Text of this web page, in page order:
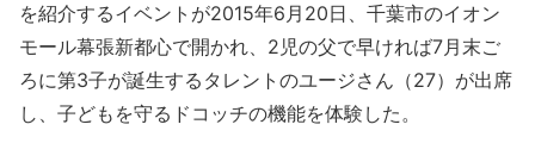
を紹介するイベントが2015年6月20日、千葉市のイオン
モール幕張新都心で開かれ、2児の父で早ければ7月末ご
ろに第3子が誕生するタレントのユージさん（27）が出席
し、子どもを守るドコッチの機能を体験した。